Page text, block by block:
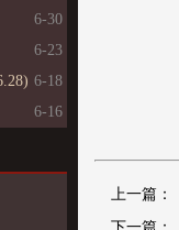
6-30
6-23
6-18
6-16
上一篇：